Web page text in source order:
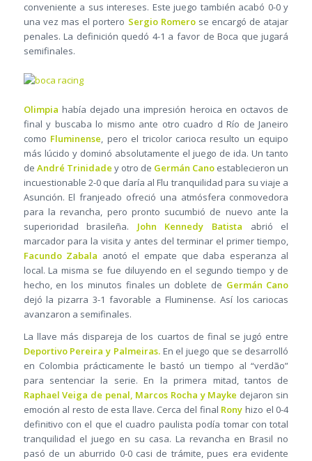
conveniente a sus intereses. Este juego también acabó 0-0 y
una vez mas el portero Sergio Romerose encargó de atajar
penales. La definición quedó 4-1 a favor de Boca que jugará
semifinales.
Olimpia había dejado una impresión heroica en octavos de
final y buscaba lo mismo ante otro cuadro d Río de Janeiro
como Fluminense, pero el tricolor carioca resulto un equipo
más lúcido y dominó absolutamente el juego de ida. Un tanto
de André Trinidade y otro de Germán Cano establecieron un
incuestionable 2-0 que daría al Flu tranquilidad para su viaje a
Asunción. El franjeado ofreció una atmósfera conmovedora
para la revancha, pero pronto sucumbió de nuevo ante la
superioridad brasileña. John Kennedy Batista abrió el
marcador para la visita y antes del terminar el primer tiempo,
Facundo Zabala anotó el empate que daba esperanza al
local. La misma se fue diluyendo en el segundo tiempo y de
hecho, en los minutos finales un doblete de Germán Cano
dejó la pizarra 3-1 favorable a Fluminense. Así los cariocas
avanzaron a semifinales.
La llave más dispareja de los cuartos de final se jugó entre
Deportivo Pereira y Palmeiras.En el juego que se desarrolló
en Colombia prácticamente le bastó un tiempo al “verdão”
para sentenciar la serie. En la primera mitad, tantos de
Raphael Veiga de penal, Marcos Rocha y Mayke dejaron sin
emoción al resto de esta llave. Cerca del final Rony hizo el 0-4
definitivo con el que el cuadro paulista podía tomar con total
tranquilidad el juego en su casa. La revancha en Brasil no
pasó de un aburrido 0-0 casi de trámite, pues era evidente